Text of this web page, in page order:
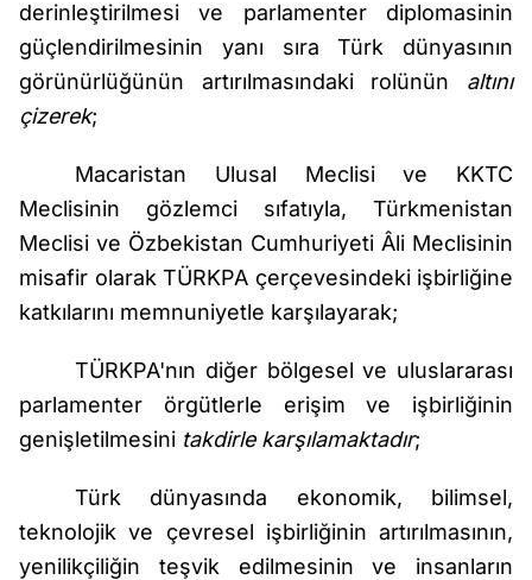
derinleştirilmesi ve parlamenter diplomasinin
güçlendirilmesinin yanı sıra Türk dünyasının
görünürlüğünün artırılmasındaki rolünün altını
çizerek;
Macaristan Ulusal Meclisi ve KKTC
Meclisinin gözlemci sıfatıyla, Türkmenistan
Meclisi ve Özbekistan Cumhuriyeti Âli Meclisinin
misafir olarak TÜRKPA çerçevesindeki işbirliğine
katkılarını memnuniyetle karşılayarak;
TÜRKPA'nın diğer bölgesel ve uluslararası
parlamenter örgütlerle erişim ve işbirliğinin
genişletilmesini takdirle karşılamaktadır;
Türk dünyasında ekonomik, bilimsel,
teknolojik ve çevresel işbirliğinin artırılmasının,
yenilikçiliğin teşvik edilmesinin ve insanların